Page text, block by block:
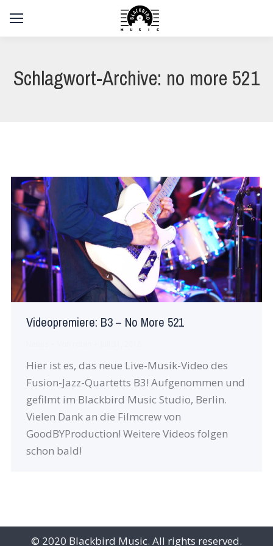
Schlagwort-Archive:no more 521
Videopremiere: B3 – No More 521
Hier ist es, das neue Live-Musik-Video des
Fusion-Jazz-Quartetts B3! Aufgenommen und
gefilmt im Blackbird Music Studio, Berlin.
Vielen Dank an die Filmcrew von
GoodBYProduction! Weitere Videos folgen
schon bald!
© 2020 Blackbird Music. All rights reserved.